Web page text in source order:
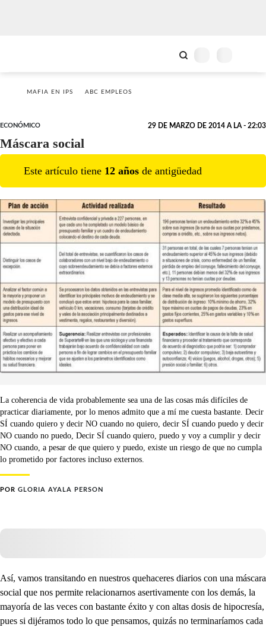
MAFIA EN IPS ABC EMPLEOS
ECONÓMICO 29 DE MARZO DE 2014 A LA - 22:03
Máscara social
Este artículo tiene 12 años de antigüedad
La coherencia de vida probablemente sea una de las cosas más difíciles de
practicar diariamente, por lo menos admito que a mí me cuesta bastante. Decir
SÍ cuando quiero y decir NO cuando no quiero, decir SÍ cuando puedo y decir
NO cuando no puedo, Decir SÍ cuando quiero, puedo y voy a cumplir y decir
NO cuando, a pesar de que quiero y puedo, existe un riesgo de que no cumpla
lo prometido por factores incluso externos.
POR GLORIA AYALA PERSON
Así, vamos transitando en nuestros quehaceres diarios con una máscara
social que nos permite relacionarnos asertivamente con los demás, la
mayoría de las veces con bastante éxito y con altas dosis de hipocresía,
pues si dijéramos todo lo que pensamos, quizás no terminaríamos cada